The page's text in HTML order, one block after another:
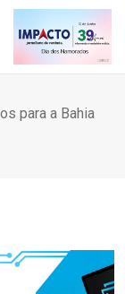
para a Bahia